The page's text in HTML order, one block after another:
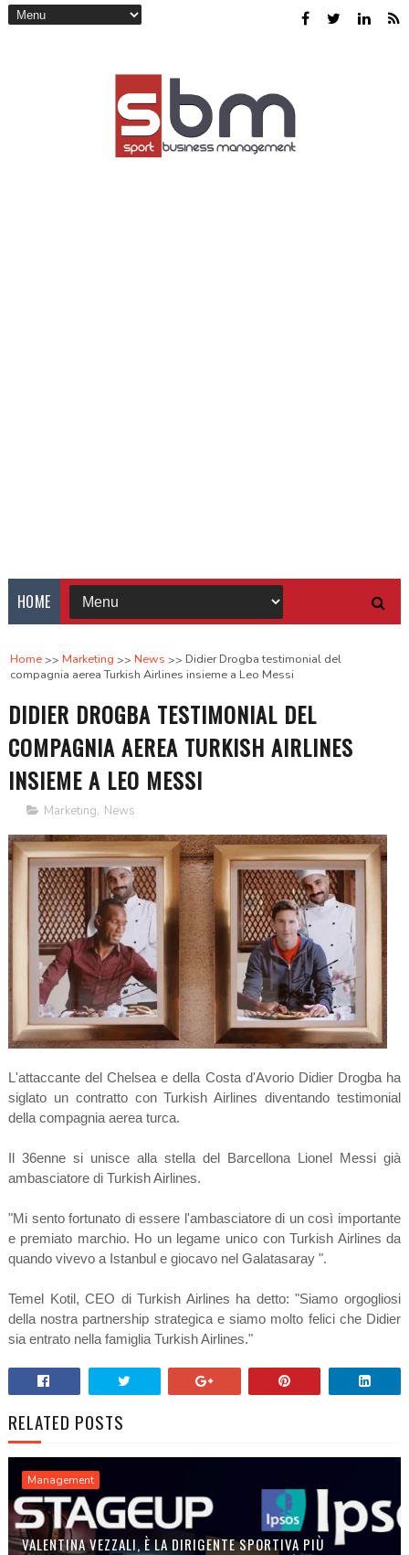
HOME
Home Marketing News
Didier Drogba testimonial del
compagnia aerea Turkish Airlines insieme a Leo Messi
DIDIER DROGBA TESTIMONIAL DEL
COMPAGNIA AEREA TURKISH AIRLINES
INSIEME A LEO MESSI
Marketing, News
L'attaccante del Chelsea e della Costa d'Avorio Didier Drogba ha
siglato un contratto con Turkish Airlines diventando testimonial
della compagnia aerea turca.
Il 36enne si unisce alla stella del Barcellona Lionel Messi già
ambasciatore di Turkish Airlines.
"Mi sento fortunato di essere l'ambasciatore di un così importante
e premiato marchio. Ho un legame unico con Turkish Airlines da
quando vivevo a Istanbul e giocavo nel Galatasaray ".
Temel Kotil, CEO di Turkish Airlines ha detto: "Siamo orgogliosi
della nostra partnership strategica e siamo molto felici che Didier
sia entrato nella famiglia Turkish Airlines."
RELATED POSTS
Management
VALENTINA VEZZALI, È LA DIRIGENTE SPORTIVA PIÙ